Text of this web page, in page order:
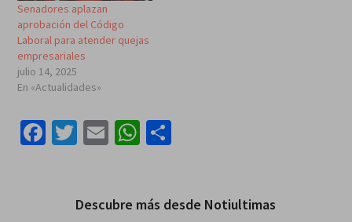
Senadores aplazan
aprobación del Código
Laboral para atender quejas
empresariales
julio 14, 2025
En «Actualidades»
Facebook
Twitter
EmailWhatsApp
Compartir
Descubre más desde Notiultimas